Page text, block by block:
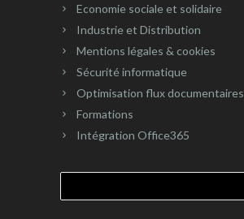
Economie sociale et solidaire
Industrie et Distribution
Mentions légales & cookies
Sécurité informatique
Optimisation flux documentaires
Formations
Intégration Office365